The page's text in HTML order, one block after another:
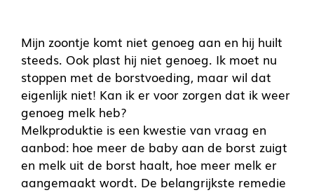
Mijn zoontje komt niet genoeg aan en hij huilt
steeds. Ook plast hij niet genoeg. Ik moet nu
stoppen met de borstvoeding, maar wil dat
eigenlijk niet! Kan ik er voor zorgen dat ik weer
genoeg melk heb?
Melkproduktie is een kwestie van vraag en
aanbod: hoe meer de baby aan de borst zuigt
en melk uit de borst haalt, hoe meer melk er
aangemaakt wordt. De belangrijkste remedie